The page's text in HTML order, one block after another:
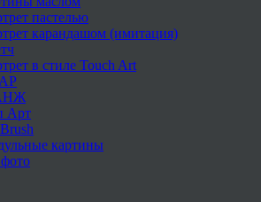
пастелью
карандашом (имитация)
в стиле Touch Art
Арт
картины